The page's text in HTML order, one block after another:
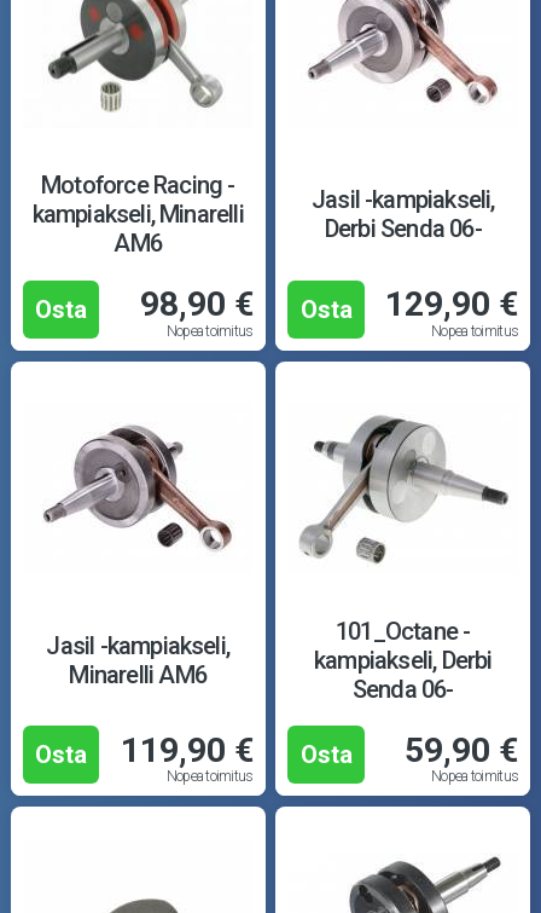
Motoforce Racing -
kampiakseli, Minarelli
AM6
Osta 98,90 €
Nopea toimitus
Jasil -kampiakseli,
Derbi Senda 06-
Osta 129,90 €
Nopea toimitus
Jasil -kampiakseli,
Minarelli AM6
Osta 119,90 €
Nopea toimitus
101_Octane -
kampiakseli, Derbi
Senda 06-
Osta 59,90 €
Nopea toimitus